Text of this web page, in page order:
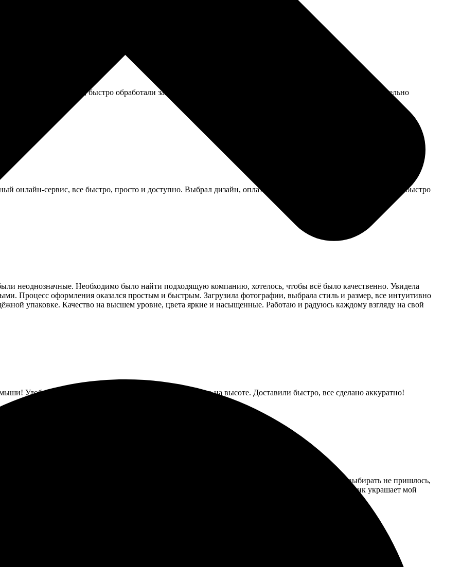
коврики на заказ, быстро обработали заявку. Качество на высоте, цветовая палитра порадовала. Обязательно
онлайн-сервис, все быстро, просто и доступно. Выбрал дизайн, оплатил и ждал доставку. Качество отличное, быстро
неоднозначные. Необходимо было найти подходящую компанию, хотелось, чтобы всё было качественно. Увидела
Процесс оформления оказался простым и быстрым. Загрузила фотографии, выбрала стиль и размер, все интуитивно
упаковке. Качество на высшем уровне, цвета яркие и насыщенные. Работаю и радуюсь каждому взгляду на свой
Удобно заказать, выбор дизайна большой, и качество на высоте. Доставили быстро, все сделано аккуратно!
ковриков превзошла все ожидания. Оформление заказа оказалось простым и понятным. Долго выбирать не пришлось,
в пункте выдачи за 4 дня. Качество печати на высоте, цвета яркие и насыщенные. Теперь коврик украшает мой
Рекомендую друзья, обожаю свою покупку!